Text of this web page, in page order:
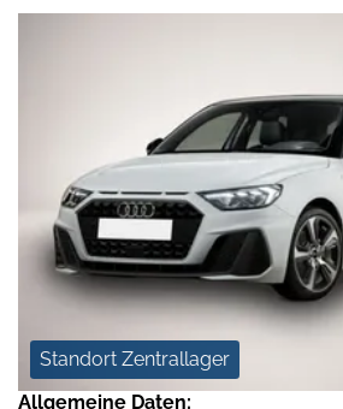
Standort Zentrallager
Allgemeine Daten: